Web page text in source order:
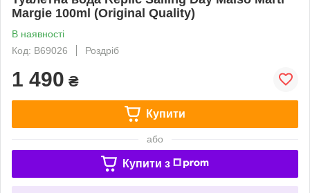
Margie 100ml (Original Quality)
В наявності
Код: B69026
Роздріб
1 490 ₴
Купити
або
Купити з